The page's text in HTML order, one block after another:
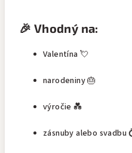
🎉 Vhodný na:
Valentína 💘
narodeniny 🎂
výročie 💑
zásnuby alebo svadbu